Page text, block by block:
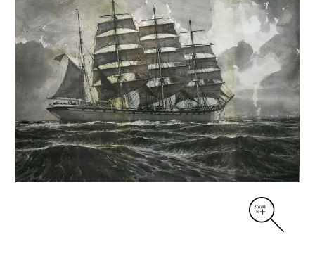
BIOGRAPHIE
CATALOGUE DES OEUVRES
CONTACT